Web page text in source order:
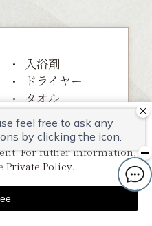
Menu
入浴剤
ドライヤー
タオル
カミソリ
シャンプー
ナイトウェア
くし
to improve your user
this website, you have
For futher information,
Private Policy.